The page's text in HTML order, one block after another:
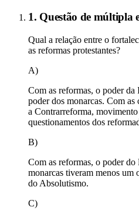
1. Questão de múltipla
Qual a relação entre o
as reformas protestantes?
A)
Com as reformas, o poder
poder dos monarcas. Com
a Contrarreforma,
questionamentos dos
B)
Com as reformas, o poder
monarcas tiveram menos um
do Absolutismo.
C)